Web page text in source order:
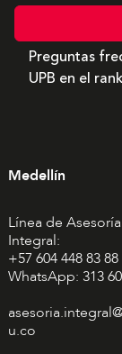
Preguntas
UPB en el
Medellín
Línea de Asesoría
Integral:
+57 604 448 83 88
WhatsApp: 313
u.co